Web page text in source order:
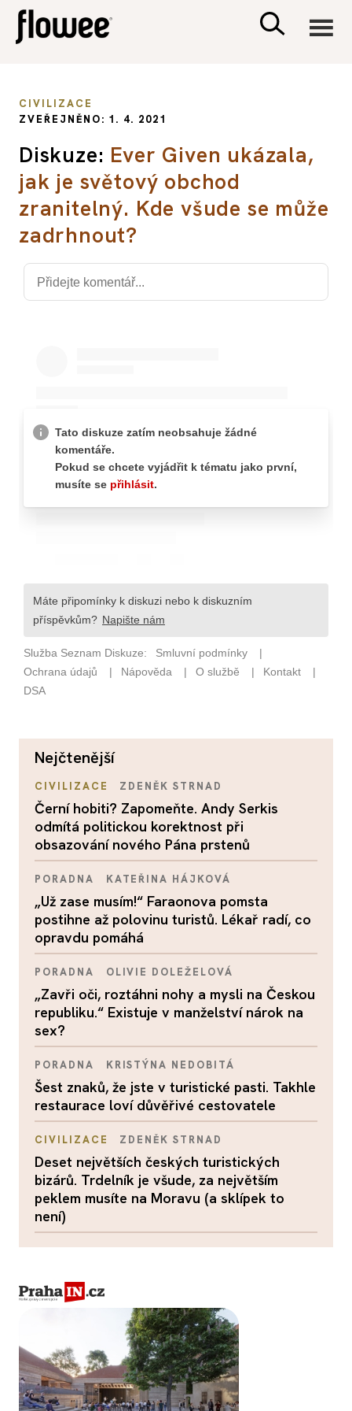
PSYCHOLOGIE
RODINA A DĚTI
SEX A VZTAHY
CIVILIZACE
ZVEŘEJNĚNO: 1. 4. 2021
Diskuze: Ever Given ukázala,
jak je světový obchod
zranitelný. Kde všude se může
zadrhnout?
nejčtenější
CIVILIZACE ZDENĚK STRNAD
Černí hobiti? Zapomeňte. Andy Serkis
odmítá politickou korektnost při
obsazování nového Pána prstenů
PORADNA KATEŘINA HÁJKOVÁ
„Už zase musím!“ Faraonova pomsta
postihne až polovinu turistů. Lékař radí, co
opravdu pomáhá
PORADNA OLIVIE DOLEŽELOVÁ
„Zavři oči, roztáhni nohy a mysli na Českou
republiku.“ Existuje v manželství nárok na
sex?
PORADNA KRISTÝNA NEDOBITÁ
Šest znaků, že jste v turistické pasti. Takhle
restaurace loví důvěřivé cestovatele
CIVILIZACE ZDENĚK STRNAD
Deset největších českých turistických
bizárů. Trdelník je všude, za největším
peklem musíte na Moravu (a sklípek to
není)